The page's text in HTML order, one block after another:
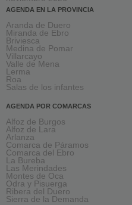
AGENDA EN LA PROVINCIA
Aranda de Duero
Miranda de Ebro
Briviesca
Medina de Pomar
Villarcayo
Valle de Mena
Lerma
Roa
Salas de los infantes
AGENDA POR COMARCAS
Alfoz de Burgos
Alfoz de Lara
Arlanza
Comarca de Páramos
Comarca del Ebro
La Bureba
Las Merindades
Montes de Oca
Odra y Pisuerga
Ribera del Duero
Sierra de la Demanda